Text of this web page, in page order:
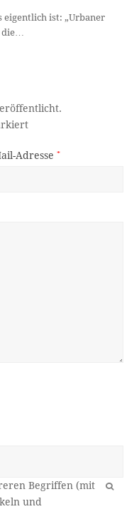
eigentlich ist: „Urbaner
die…
Adresse*
OK